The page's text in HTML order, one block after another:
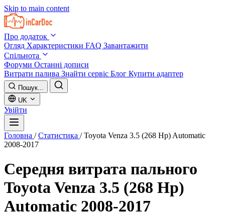
Skip to main content
Про додаток
Огляд Характеристики FAQ Завантажити
Спільнота
Форуми Останні дописи
Витрати палива Знайти сервіс Блог Купити адаптер
Пошук...
UK
Увійти
Головна / Статистика / Toyota Venza 3.5 (268 Hp) Automatic
2008-2017
Середня витрата пального
Toyota Venza 3.5 (268 Hp)
Automatic 2008-2017